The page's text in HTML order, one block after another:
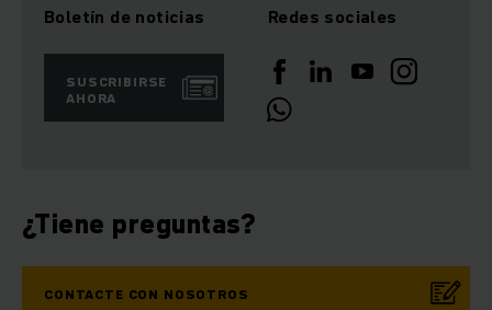
Boletín de noticias
SUSCRIBIRSE
AHORA
Redes sociales
¿Tiene preguntas?
CONTACTE CON NOSOTROS